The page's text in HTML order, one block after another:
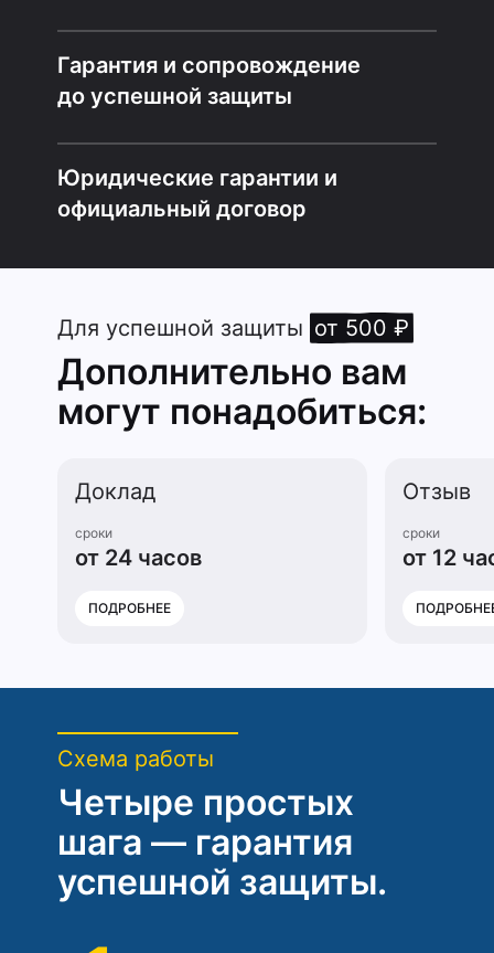
Гарантия и сопровождение
до успешной защиты
Юридические гарантии и
официальный договор
Для успешной защиты от 500 ₽
Дополнительно вам
могут понадобиться:
Доклад
сроки
от 24 часов
ПОДРОБНЕЕ
Отзыв
сроки
от 12
Схема работы
Четыре простых
шага — гарантия
успешной защиты.